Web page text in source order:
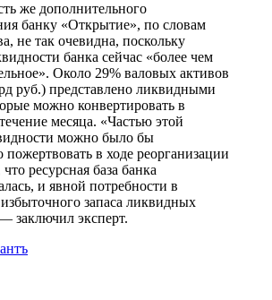
же дополнительного
банку «Открытие», по словам
не так очевидна, поскольку
банка сейчас «более чем
Около 29% валовых активов
руб.) представлено ликвидными
можно конвертировать в
месяца. «Частью этой
можно было бы
пожертвовать в ходе реорганизации
ресурсная база банка
и явной потребности в
запаса ликвидных
заключил эксперт.